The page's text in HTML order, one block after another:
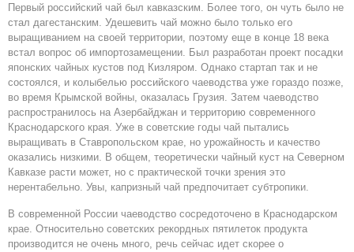
Первый российский чай был кавказским. Более того, он чуть было не
стал дагестанским. Удешевить чай можно было только его
выращиванием на своей территории, поэтому еще в конце 18 века
встал вопрос об импортозамещении. Был разработан проект посадки
японских чайных кустов под Кизляром. Однако стартап так и не
состоялся, и колыбелью российского чаеводства уже гораздо позже,
во время Крымской войны, оказалась Грузия. Затем чаеводство
распространилось на Азербайджан и территорию современного
Краснодарского края. Уже в советские годы чай пытались
выращивать в Ставропольском крае, но урожайность и качество
оказались низкими. В общем, теоретически чайный куст на Северном
Кавказе расти может, но с практической точки зрения это
нерентабельно. Увы, капризный чай предпочитает субтропики.
В современной России чаеводство сосредоточено в Краснодарском
крае. Относительно советских рекордных пятилеток продукта
производится не очень много, речь сейчас идет скорее о